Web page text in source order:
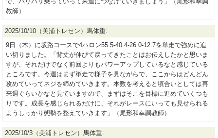
教師）
2025/10/10（美浦トレセン）馬体重:
9日（木）に坂路コースで4ハロン55.5-40.4-26.0-12.7を単走で強めに追
い切りました。「背丈が伸びて戻ってきたことはお伝えしたかと思いま
すが、それだけでなく前回よりもパワーアップしているなと感じている
ところです。今週はまず単走で様子を見ながらで、ここからはどんどん
攻めていってネジを締めていきます。本数を考えると頃合いとしては再
来週ぐらいかなと見ていますので、まずはそこを目標に進めていくつも
りです。成長を感じられるだけに、それがレースにいっても見せられる
ようしっかり態勢を整えていきます」（尾形和幸調教師）
2025/10/3（美浦トレセン）馬体重: